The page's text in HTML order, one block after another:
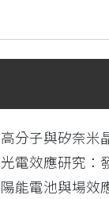
Details
高分子與矽奈米
光電效應研究：
陽能電池與場效